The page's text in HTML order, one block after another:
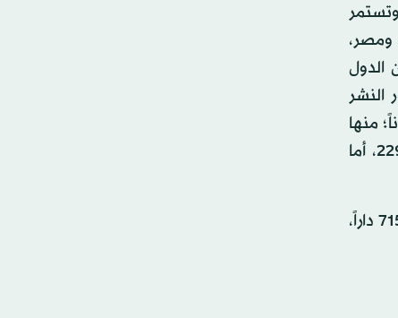
(شباط) الماضي وتستمر
ومصر،
الدول
النشر
و170 داراَ بشكل غير مباشر؛ خاصة وعامة، طرحت 543633 عنواناً؛ منها
338133 عنواناً عربياً، و195500 كتاباً أجنبياً، احتلت 1194 جناحاً، إضافة إلى مشاركة البلد المضيف التي بلغت 22952، أما
بينما لم تشارك في دورة 2022 سوى 27 دولة، والمشاركات الرسمية بلغت 41 دولة، في حين كان عدد الدور المشاركة 715 داراً،